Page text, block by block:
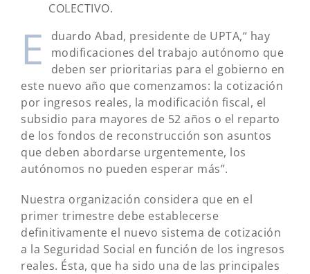
COLECTIVO.
E
duardo Abad, presidente de UPTA,“ hay
modificaciones del trabajo autónomo que
deben ser prioritarias para el gobierno en
este nuevo año que comenzamos: la cotización
por ingresos reales, la modificación fiscal, el
subsidio para mayores de 52 años o el reparto
de los fondos de reconstrucción son asuntos
que deben abordarse urgentemente, los
autónomos no pueden esperar más”.
Nuestra organización considera que en el
primer trimestre debe establecerse
definitivamente el nuevo sistema de cotización
a la Seguridad Social en función de los ingresos
reales. Ésta, que ha sido una de las principales